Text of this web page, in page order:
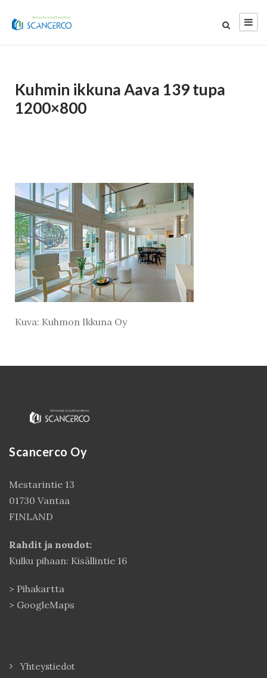
Kuhmin ikkuna Aava 139 tupa
1200×800
Kuva: Kuhmon Ikkuna Oy
Scancerco Oy
Mestarintie 13
01730 Vantaa
FINLAND
Rahdit ja noudot:
Kulku pihaan: Kisällintie 16
> Pihakartta
> GoogleMaps
Yhteystiedot